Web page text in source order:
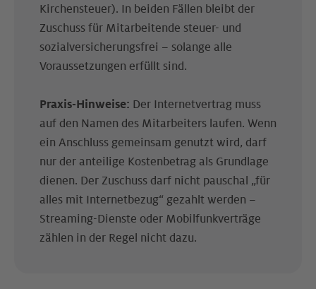
Kirchensteuer). In beiden Fällen bleibt der
Zuschuss für Mitarbeitende steuer- und
sozialversicherungsfrei – solange alle
Voraussetzungen erfüllt sind.
Praxis-Hinweise: Der Internetvertrag muss
auf den Namen des Mitarbeiters laufen. Wenn
ein Anschluss gemeinsam genutzt wird, darf
nur der anteilige Kostenbetrag als Grundlage
dienen. Der Zuschuss darf nicht pauschal „für
alles mit Internetbezug“ gezahlt werden –
Streaming-Dienste oder Mobilfunkverträge
zählen in der Regel nicht dazu.